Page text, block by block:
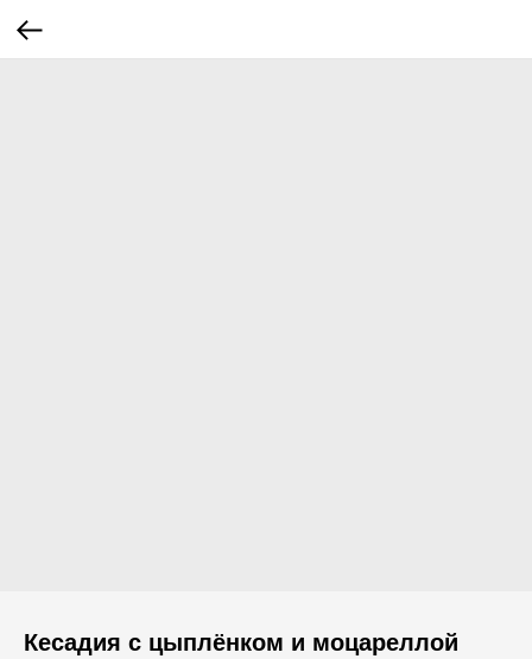
Кесадия с цыплёнком и моцареллой